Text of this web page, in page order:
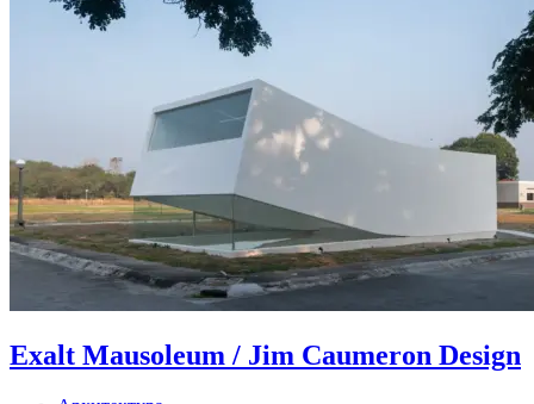
Exalt Mausoleum / Jim Caumeron Design